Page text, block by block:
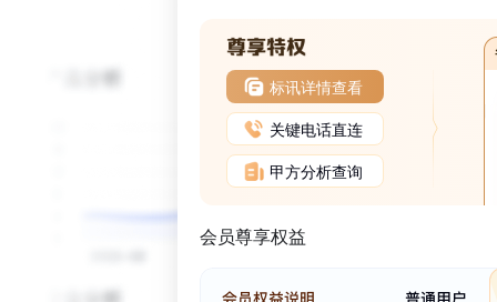
标讯详情查看
关键电话直连
甲方分析查询
会员尊享权益